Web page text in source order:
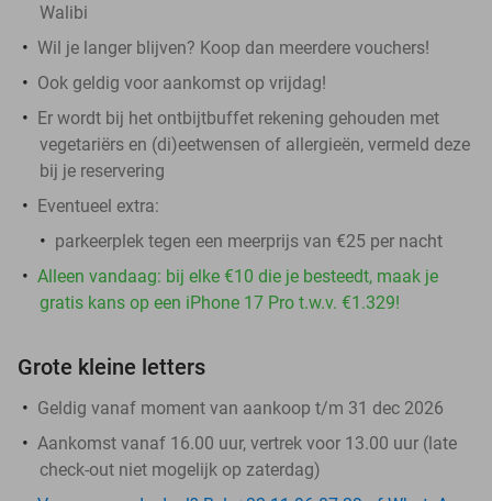
Walibi
Wil je langer blijven? Koop dan meerdere vouchers!
Ook geldig voor aankomst op vrijdag!
Er wordt bij het ontbijtbuffet rekening gehouden met
vegetariërs en (di)eetwensen of allergieën, vermeld deze
bij je reservering
Eventueel extra:
parkeerplek tegen een meerprijs van €25 per nacht
Alleen vandaag: bij elke €10 die je besteedt, maak je
gratis kans op een iPhone 17 Pro t.w.v. €1.329!
Grote kleine letters
Geldig vanaf moment van aankoop t/m 31 dec 2026
Aankomst vanaf 16.00 uur, vertrek voor 13.00 uur (late
check-out niet mogelijk op zaterdag)